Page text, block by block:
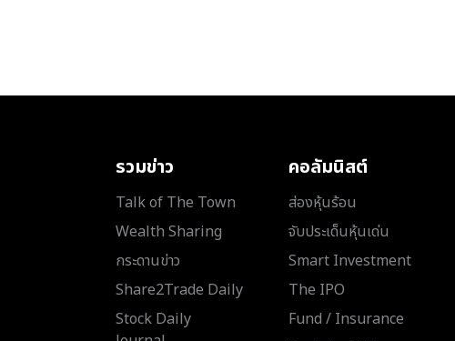
รวมข่าว
Talk of The Town
Wealth Sharing
กระดานข่าว
Share2Trade Daily
Stock Daily
คอลัมนิสต์
ส่องหุ้นร้อน
จับประเด็นหุ้นเด่น
Smart Investment
The IPO
Fund / Insurance